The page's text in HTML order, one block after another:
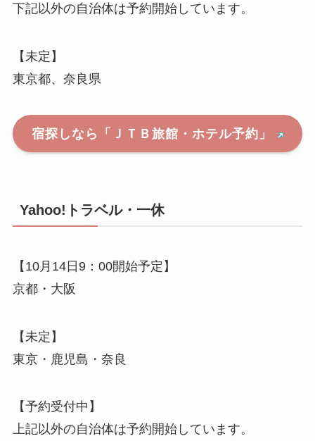
下記以外の自治体は予約開始しています。
【未定】
東京都、奈良県
宿探しなら「ＪＴＢ旅館・ホテル予約」
Yahoo!トラベル・一休
【10月14日9：00開始予定】
京都・大阪
【未定】
東京・鹿児島・奈良
【予約受付中】
上記以外の自治体は予約開始しています。